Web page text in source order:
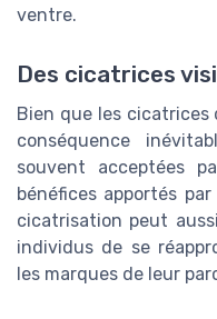
ventre.
Des cicatrices
Bien que les cicatrices
conséquence
souvent acceptées
bénéfices apportés
cicatrisation peut
individus de se
les marques de leur